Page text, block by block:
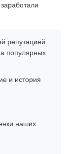
репутацией.
популярных
и история
наших